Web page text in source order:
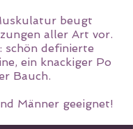
beugt
aller Art vor.
schön definierte
ein knackiger Po
Bauch.
Männer geeignet!